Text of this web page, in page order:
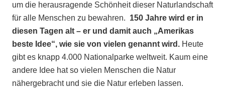
um die herausragende Schönheit dieser Naturlandschaft
für alle Menschen zu bewahren. 150 Jahre wird er in
diesen Tagen alt – er und damit auch „Amerikas
beste Idee“, wie sie von vielen genannt wird. Heute
gibt es knapp 4.000 Nationalparke weltweit. Kaum eine
andere Idee hat so vielen Menschen die Natur
nähergebracht und sie die Natur erleben lassen.